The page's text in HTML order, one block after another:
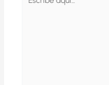
aquí...